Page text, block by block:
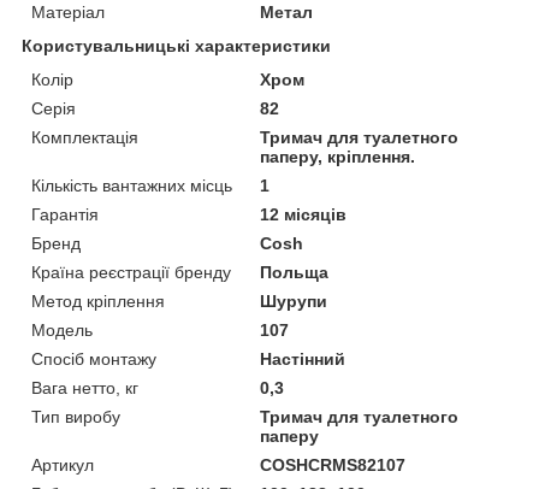
Матеріал
Метал
Користувальницькі характеристики
Колір
Хром
Серія
82
Комплектація
Тримач для туалетного
паперу, кріплення.
Кількість вантажних місць
1
Гарантія
12 місяців
Бренд
Cosh
Країна реєстрації бренду
Польща
Метод кріплення
Шурупи
Модель
107
Спосіб монтажу
Настінний
Вага нетто, кг
0,3
Тип виробу
Тримач для туалетного
паперу
Артикул
COSHCRMS82107